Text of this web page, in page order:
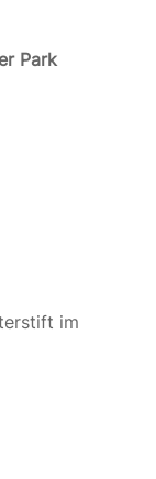
Park
im